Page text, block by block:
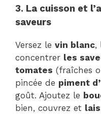
3. La cuisson et
saveurs
Versez le vin blanc,
concentrer les
tomates (fraîches
pincée de piment
goût. Ajoutez le
bien, couvrez et